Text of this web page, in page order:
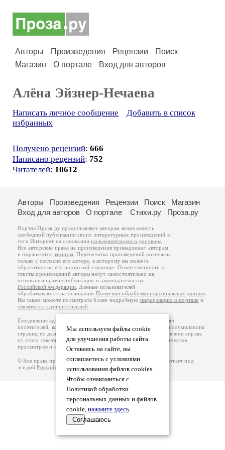
Авторы Произведения Рецензии
Поиск
Магазин
О портале Вход для авторов
Алёна Эйзнер-Нечаева
Написать личное сообщение
Добавить в список
избранных
Получено рецензий: 666
Написано рецензий: 752
Читателей: 10612
Мы используем файлы cookie
для улучшения работы сайта.
Оставаясь на сайте, вы
соглашаетесь с условиями
использования файлов cookies.
Чтобы ознакомиться с
Политикой обработки
персональных данных и файлов
cookie, нажмите здесь.
Соглашаюсь
Авторы Произведения Рецензии Поиск
Магазин
Вход для авторов
О портале Стихи.ру Проза.ру
Портал Проза.ру предоставляет авторам возможность
свободной публикации своих литературных произведений в
сети Интернет на основаниипользовательского договора
Все авторские права на произведения принадлежат авторам
и охраняются законом . Перепечатка произведений возможна
только с согласия его автора, к которому вы можете
обратиться на его авторской странице. Ответственность за
тексты произведений авторы несут самостоятельно на
основанииправил публикации изаконодательства
Российской Федерации . Данные пользователей
обрабатываются на основании Политики обработки персональных данных
Вы также можете посмотреть более подробную информацию о портале и
связаться с администрацией
Ежедневная аудитория портала Проза.ру – порядка 100 тысяч
посетителей, которые в общей сумме просматривают более полумиллиона
страниц по данным счетчика посещаемости, который расположен справа
от этого текста. В каждой графе указано по две цифры: количество
просмотров и количество посетителей.
© Все права принадлежат авторам, 2000-2026. Портал работает под
эгидойРоссийского союза писателей.18+